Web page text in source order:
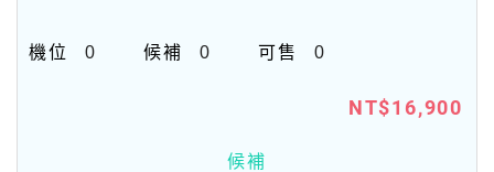
0 0 0
NT$16,900
候補